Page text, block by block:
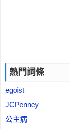
熱門詞條
egoist
JCPenney
公主病